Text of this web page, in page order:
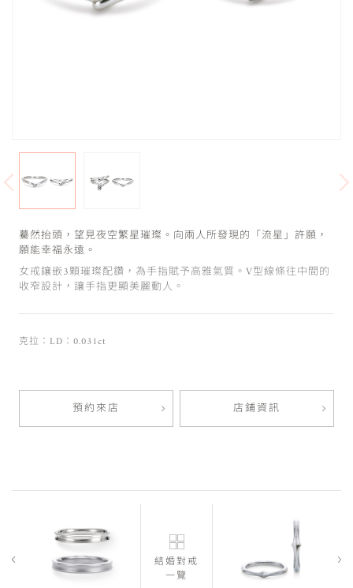
驀然抬頭，望見夜空繁星璀璨。向兩人所發現的「流星」許願，
願能幸福永遠。
女戒鑲嵌3顆璀璨配鑽，為手指賦予高雅氣質。V型線條往中間的
收窄設計，讓手指更顯美麗動人。
克拉：LD：0.031ct
預約來店 店鋪資訊
結婚對戒
一覽